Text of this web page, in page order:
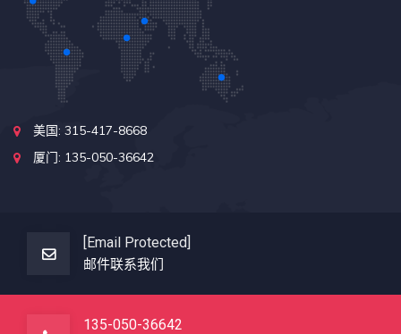
美国: 315-417-8668
厦门: 135-050-36642
[email Protected]
邮件联系我们
135-050-36642